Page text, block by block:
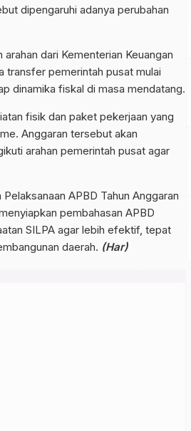
dipengaruhi adanya perubahan
dari Kementerian Keuangan
transfer pemerintah pusat mulai
dinamika fiskal di masa mendatang.
fisik dan paket pekerjaan yang
Anggaran tersebut akan
arahan pemerintah pusat agar
APBD Tahun Anggaran
pembahasan APBD
SILPA agar lebih efektif, tepat
daerah. (Har)